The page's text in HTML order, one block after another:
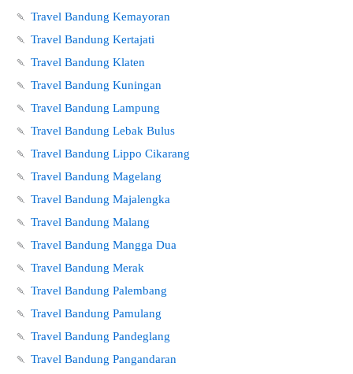
🍡 Travel Bandung Kemayoran
🍡 Travel Bandung Kertajati
🍡 Travel Bandung Klaten
🍡 Travel Bandung Kuningan
🍡 Travel Bandung Lampung
🍡 Travel Bandung Lebak Bulus
🍡 Travel Bandung Lippo Cikarang
🍡 Travel Bandung Magelang
🍡 Travel Bandung Majalengka
🍡 Travel Bandung Malang
🍡 Travel Bandung Mangga Dua
🍡 Travel Bandung Merak
🍡 Travel Bandung Palembang
🍡 Travel Bandung Pamulang
🍡 Travel Bandung Pandeglang
🍡 Travel Bandung Pangandaran